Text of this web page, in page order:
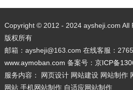
Copyright © 2012 - 2024 aysheji.com All
版权所有
邮箱：aysheji@163.com 在线客服：
www.aymoban.com 备案号： 京ICP备
服务内容： 网页设计 网站建设 网站制作
网站 手机网站制作 自适应网站制作